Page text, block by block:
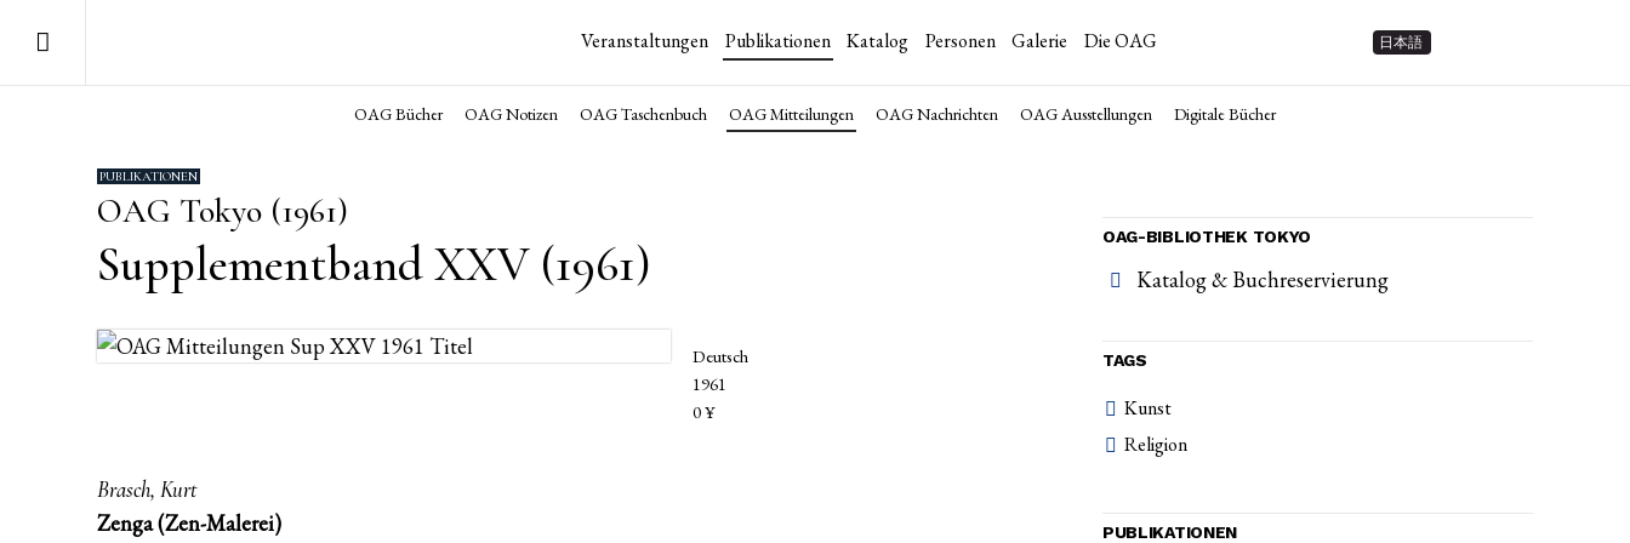
Veranstaltungen Publikationen Katalog Personen Galerie Die OAG 日本語
OAG Bücher OAG Notizen OAG Taschenbuch OAG Mitteilungen OAG Nachrichten OAG Ausstellungen Digitale Bücher
PUBLIKATIONEN
OAG Tokyo (1961)
Supplementband XXV (1961)
Deutsch
1961
0 ¥
Brasch, Kurt
Zenga (Zen-Malerei)
OAG-BIBLIOTHEK TOKYO
Katalog & Buchreservierung
TAGS
Kunst
Religion
PUBLIKATIONEN